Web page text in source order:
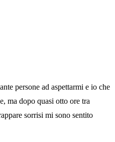
persone ad aspettarmi e io che
ma dopo quasi otto ore tra
sorrisi mi sono sentito